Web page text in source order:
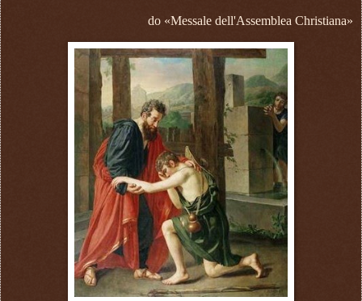
do «Messale dell'Assemblea Christiana»